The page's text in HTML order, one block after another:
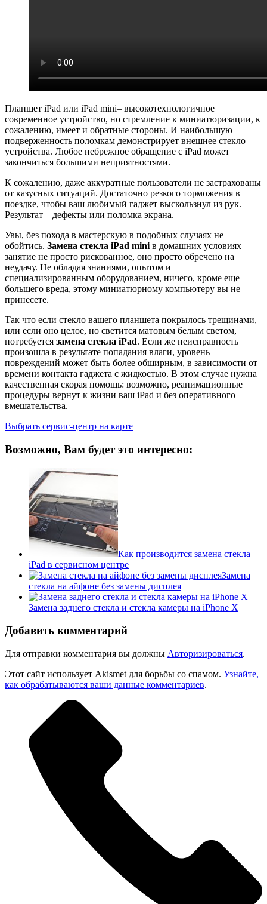
Планшет iPad или iPad mini– высокотехнологичное
современное устройство, но стремление к миниатюризации, к
сожалению, имеет и обратные стороны. И наибольшую
подверженность поломкам демонстрирует внешнее стекло
устройства. Любое небрежное обращение с iPad может
закончиться большими неприятностями.
К сожалению, даже аккуратные пользователи не застрахованы
от казусных ситуаций. Достаточно резкого торможения в
поездке, чтобы ваш любимый гаджет выскользнул из рук.
Результат – дефекты или поломка экрана.
Увы, без похода в мастерскую в подобных случаях не
обойтись. Замена стекла iPad mini в домашних условиях –
занятие не просто рискованное, оно просто обречено на
неудачу. Не обладая знаниями, опытом и
специализированным оборудованием, ничего, кроме еще
большего вреда, этому миниатюрному компьютеру вы не
принесете.
Так что если стекло вашего планшета покрылось трещинами,
или если оно целое, но светится матовым белым светом,
потребуется замена стекла iPad. Если же неисправность
произошла в результате попадания влаги, уровень
повреждений может быть более обширным, в зависимости от
времени контакта гаджета с жидкостью. В этом случае нужна
качественная скорая помощь: возможно, реанимационные
процедуры вернут к жизни ваш iPad и без оперативного
вмешательства.
Выбрать сервис-центр на карте
Возможно, Вам будет это интересно:
Как производится замена стекла
iPad в сервисном центре
Замена
стекла на айфоне без замены дисплея
Замена заднего стекла и стекла камеры на iPhone X
Добавить комментарий
Для отправки комментария вы должны Авторизироваться.
Этот сайт использует Akismet для борьбы со спамом. Узнайте,
как обрабатываются ваши данные комментариев.